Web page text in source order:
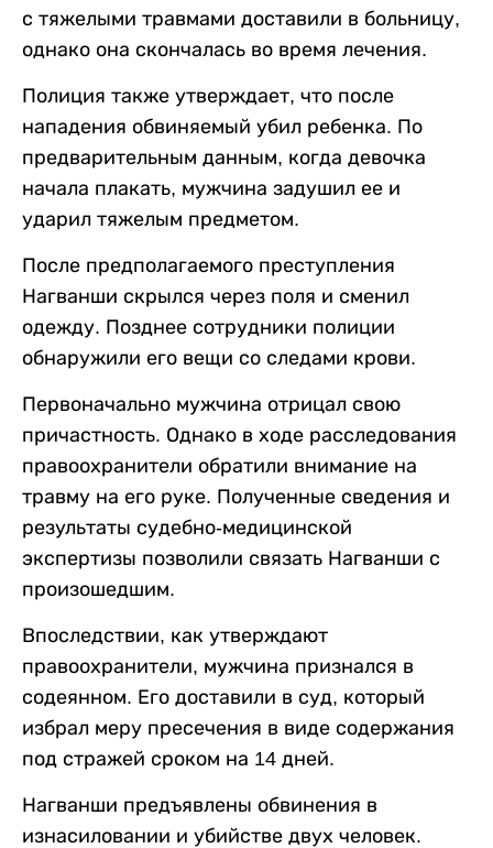
с тяжелыми травмами доставили в больницу,
однако она скончалась во время лечения.
Полиция также утверждает, что после
нападения обвиняемый убил ребенка. По
предварительным данным, когда девочка
начала плакать, мужчина задушил ее и
ударил тяжелым предметом.
После предполагаемого преступления
Нагванши скрылся через поля и сменил
одежду. Позднее сотрудники полиции
обнаружили его вещи со следами крови.
Первоначально мужчина отрицал свою
причастность. Однако в ходе расследования
правоохранители обратили внимание на
травму на его руке. Полученные сведения и
результаты судебно-медицинской
экспертизы позволили связать Нагванши с
произошедшим.
Впоследствии, как утверждают
правоохранители, мужчина признался в
содеянном. Его доставили в суд, который
избрал меру пресечения в виде содержания
под стражей сроком на 14 дней.
Нагванши предъявлены обвинения в
изнасиловании и убийстве двух человек.